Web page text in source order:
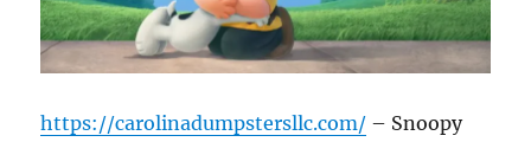
https://carolinadumpstersllc.com/ – Snoopy